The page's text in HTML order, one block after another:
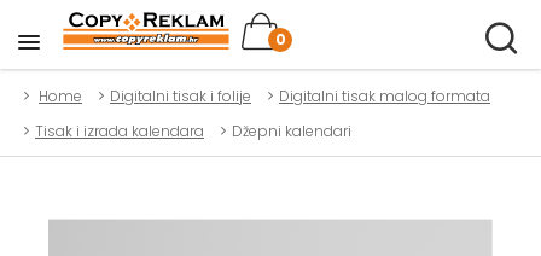
0
Home Digitalni tisak i folije
Digitalni tisak malog formata
Tisak i izrada kalendara
Džepni kalendari